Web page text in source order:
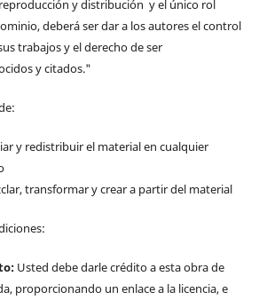
y distribución y el único rol
deberá ser dar a los autores el control
trabajos y el derecho de ser
y citados."
y redistribuir el material en cualquier
transformar y crear a partir del material
Usted debe darle crédito a esta obra de
proporcionando un enlace a la licencia, e